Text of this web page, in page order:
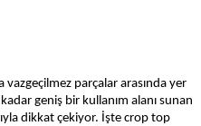
parçalar arasında yer
geniş bir kullanım alanı sunan
dikkat çekiyor. İşte crop top